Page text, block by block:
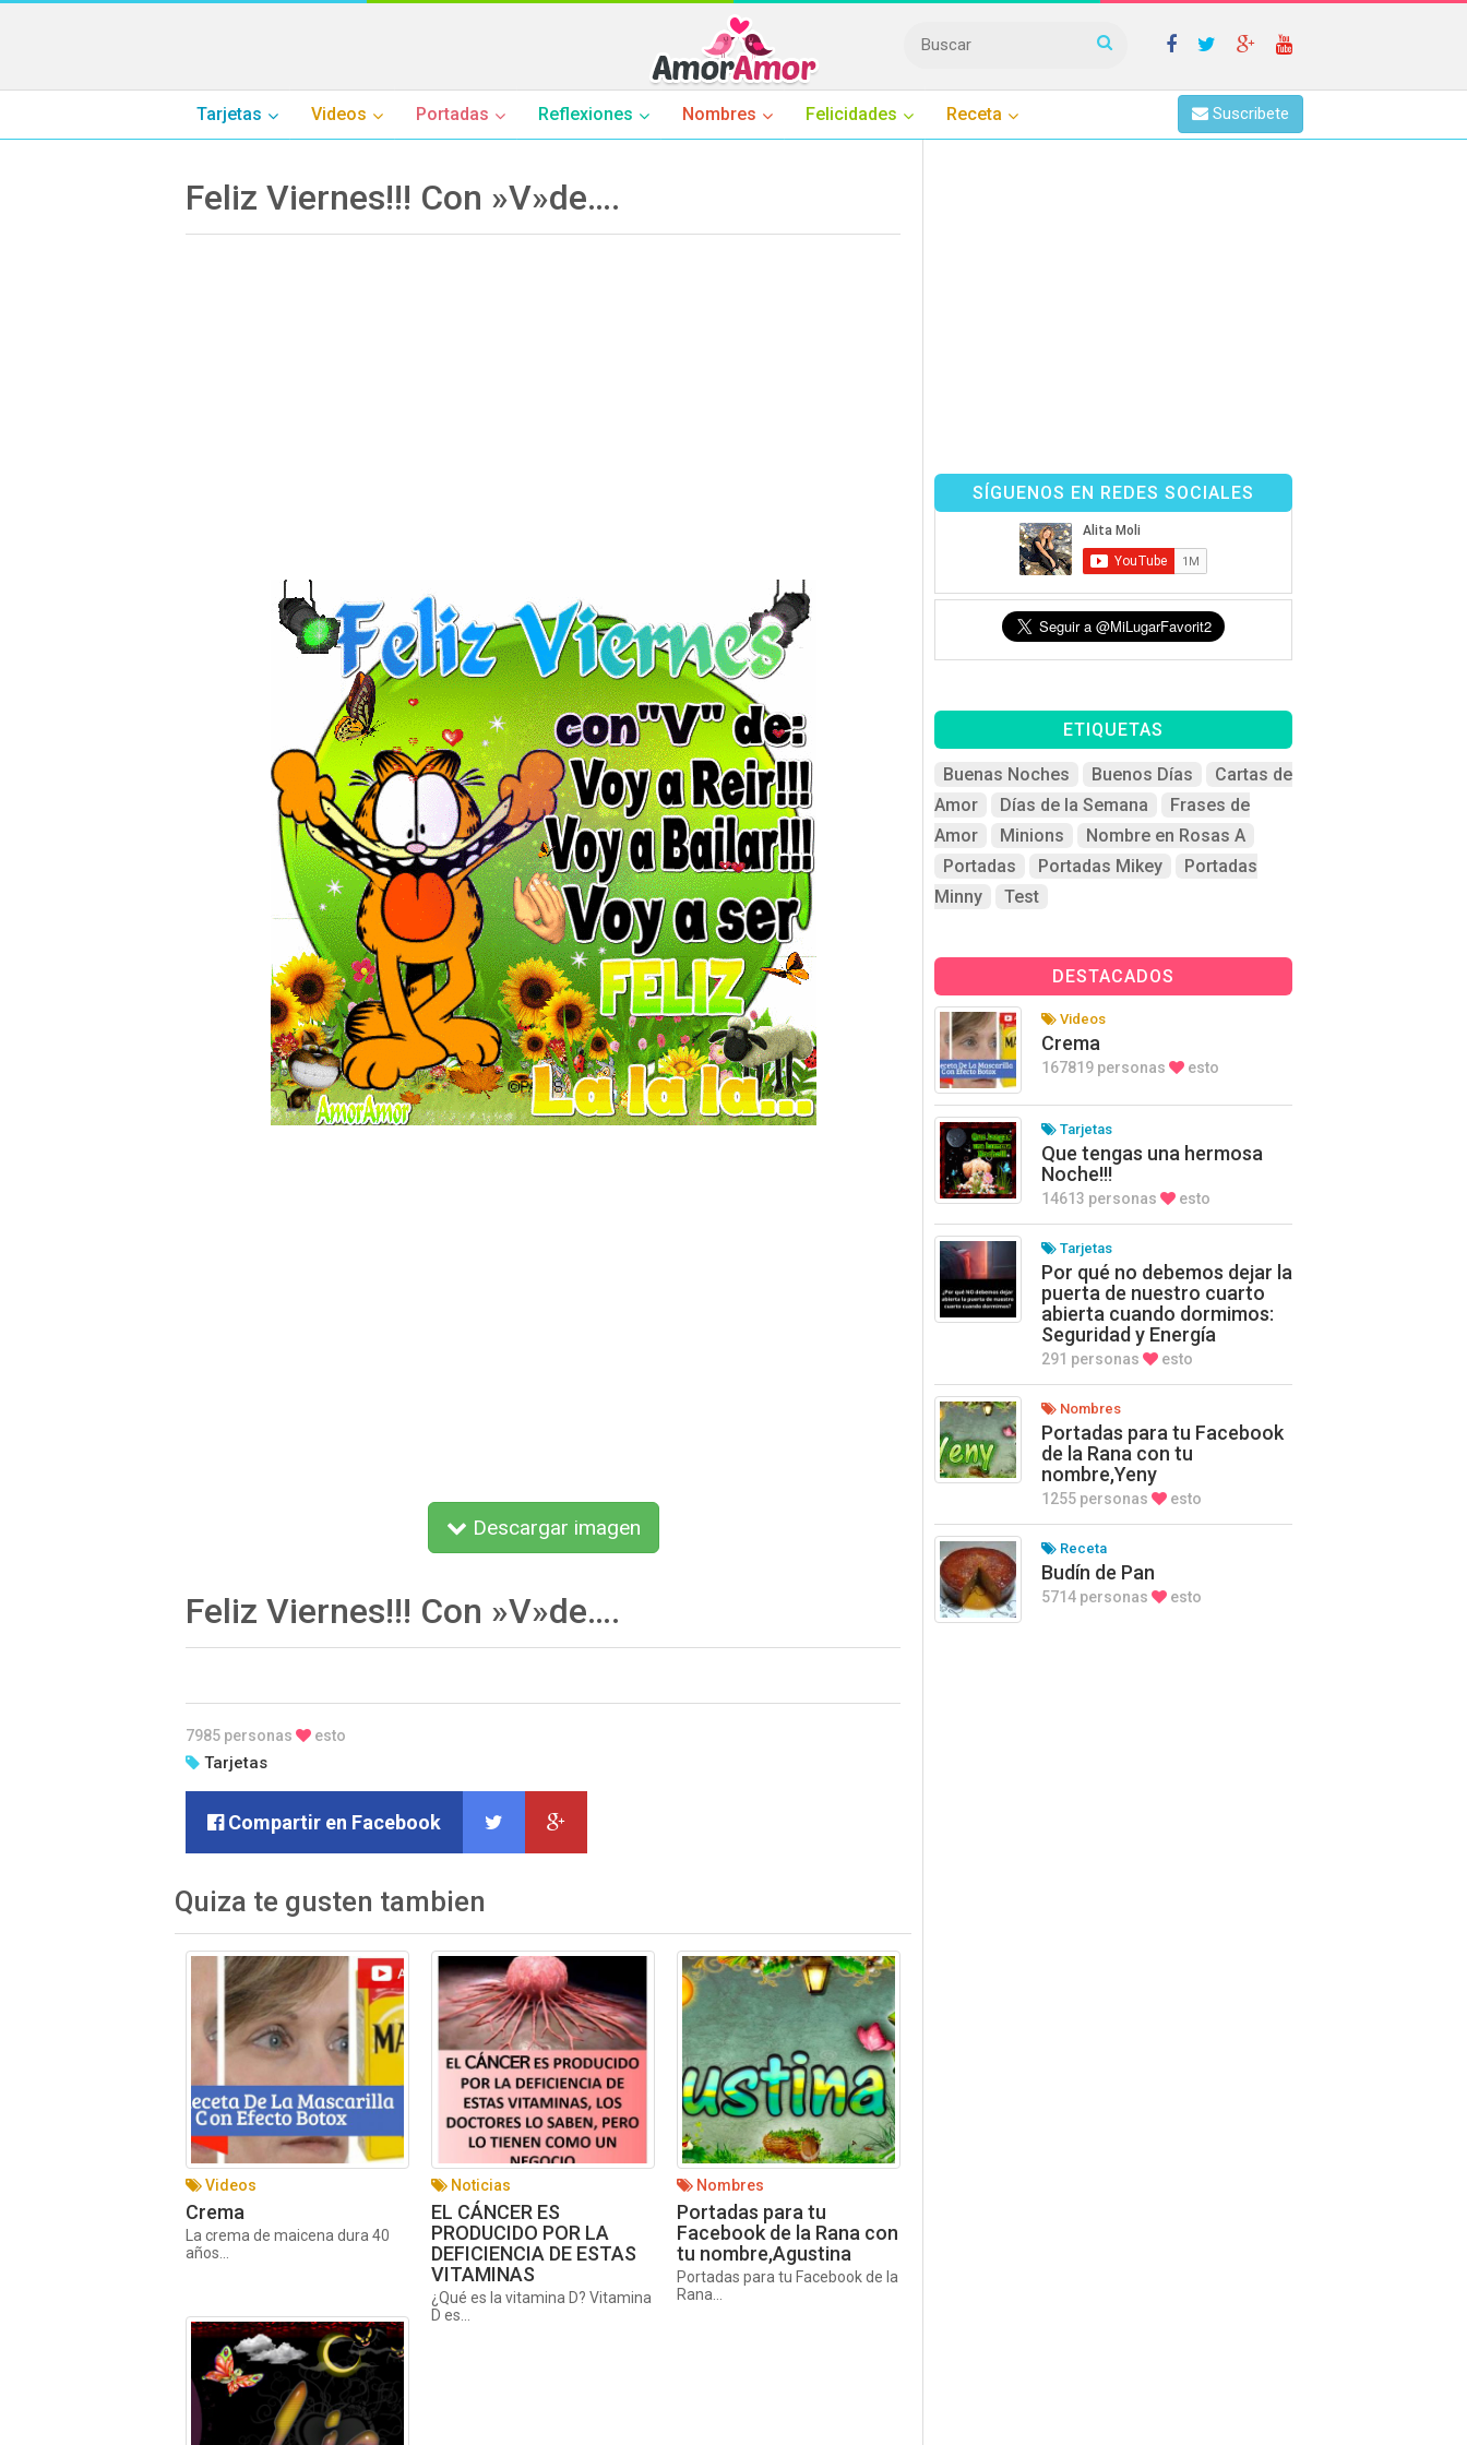
Tarjetas Videos Portadas Reflexiones Nombres Felicidades Receta Suscribete
Feliz Viernes!!! Con »V»de….
Descargar imagen
Feliz Viernes!!! Con »V»de….
7985 personas esto
Tarjetas
Compartir en Facebook
Quiza te gusten tambien
Videos
Crema
La crema de maicena dura 40
años...
Noticias
EL CÁNCER ES
PRODUCIDO POR LA
DEFICIENCIA DE ESTAS
VITAMINAS
¿Qué es la vitamina D? Vitamina
D es...
Nombres
Portadas para tu
Facebook de la Rana con
tu nombre,Agustina
Portadas para tu Facebook de la
Rana...
SÍGUENOS EN REDES SOCIALES
ETIQUETAS
Buenas Noches Buenos Días
Cartas de
Amor
Días de la Semana
Frases de
Amor
Minions
Nombre en Rosas A
Portadas
Portadas Mikey
Portadas
Minny
Test
DESTACADOS
Videos
Crema
167819 personas esto
Tarjetas
Que tengas una hermosa
Noche!!!
14613 personas esto
Tarjetas
Por qué no debemos dejar la
puerta de nuestro cuarto
abierta cuando dormimos:
Seguridad y Energía
291 personas esto
Nombres
Portadas para tu Facebook
de la Rana con tu
nombre,Yeny
1255 personas esto
Receta
Budín de Pan
5714 personas esto